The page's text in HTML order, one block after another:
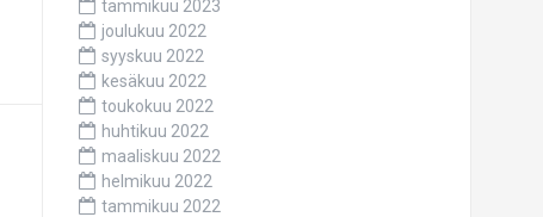
tammikuu 2023
joulukuu 2022
syyskuu 2022
kesäkuu 2022
toukokuu 2022
huhtikuu 2022
maaliskuu 2022
helmikuu 2022
tammikuu 2022